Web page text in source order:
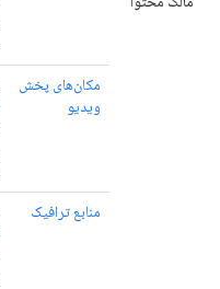
مکان‌های پخش
ویدیو
منابع ترافیک